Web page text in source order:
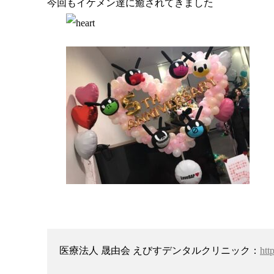
今回もイケメン達に癒されてきました
医療法人 晟由会 えびすデンタルクリニック：